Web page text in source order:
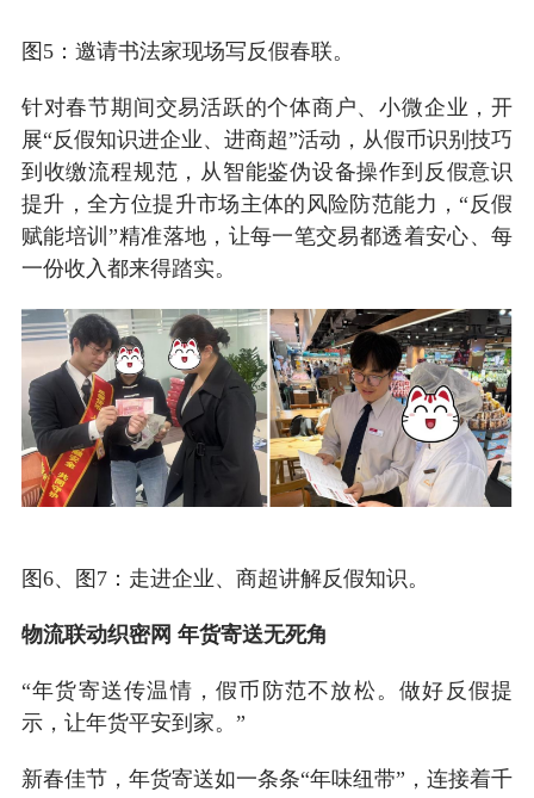
图5：邀请书法家现场写反假春联。
针对春节期间交易活跃的个体商户、小微企业，开
展“反假知识进企业、进商超”活动，从假币识别技巧
到收缴流程规范，从智能鉴伪设备操作到反假意识
提升，全方位提升市场主体的风险防范能力，“反假
赋能培训”精准落地，让每一笔交易都透着安心、每
一份收入都来得踏实。
图6、图7：走进企业、商超讲解反假知识。
物流联动织密网 年货寄送无死角
“年货寄送传温情，假币防范不放松。做好反假提
示，让年货平安到家。”
新春佳节，年货寄送如一条条“年味纽带”，连接着千